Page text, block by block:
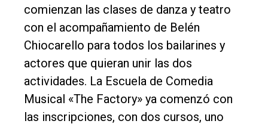
comienzan las clases de danza y teatro
con el acompañamiento de Belén
Chiocarello para todos los bailarines y
actores que quieran unir las dos
actividades. La Escuela de Comedia
Musical «The Factory» ya comenzó con
las inscripciones, con dos cursos, uno